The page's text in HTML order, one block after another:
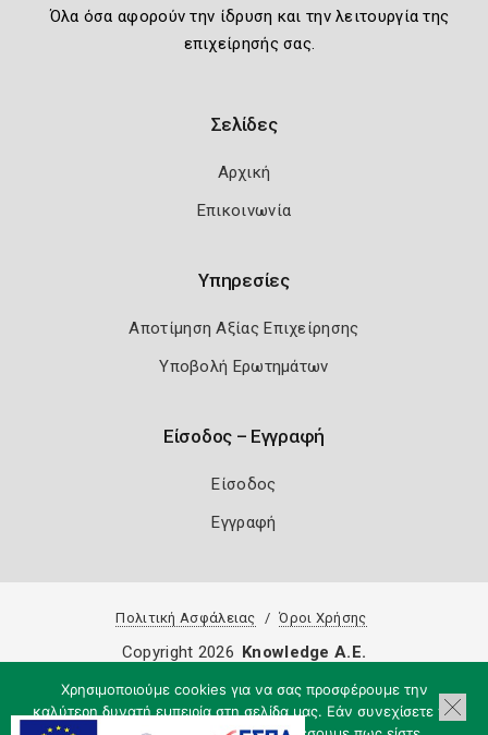
Όλα όσα αφορούν την ίδρυση και την λειτουργία της
επιχείρησής σας.
Σελίδες
Αρχική
Επικοινωνία
Υπηρεσίες
Αποτίμηση Αξίας Επιχείρησης
Υποβολή Ερωτημάτων
Είσοδος – Εγγραφή
Είσοδος
Εγγραφή
Πολιτική Ασφάλειας Όροι Χρήσης
Χρησιμοποιούμε cookies για να σας προσφέρουμε την
καλύτερη δυνατή εμπειρία στη σελίδα μας. Εάν συνεχίσετε να
Copyright 2026 Knowledge A.E.